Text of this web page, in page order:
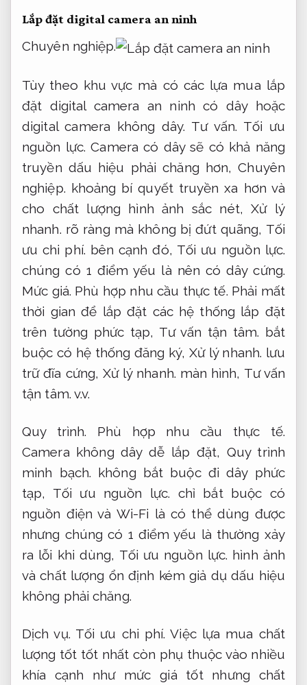
Lắp đặt digital camera an ninh
Chuyên nghiệp.
Tùy theo khu vực mà có các lựa mua lắp
đặt digital camera an ninh có dây hoặc
digital camera không dây. Tư vấn. Tối ưu
nguồn lực. Camera có dây sẽ có khả năng
truyền dấu hiệu phải chăng hơn,Chuyên
nghiệp. khoảng bí quyết truyền xa hơn và
cho chất lượng hình ảnh sắc nét,Xử lý
nhanh. rõ ràng mà không bị đứt quãng, Tối
ưu chi phí. bên cạnh đó, Tối ưu nguồn lực.
chúng có 1 điểm yếu là nên có dây cứng.
Mức giá. Phù hợp nhu cầu thực tế. Phải mất
thời gian để lắp đặt các hệ thống lắp đặt
trên tường phức tạp, Tư vấn tận tâm. bắt
buộc có hệ thống đăng ký, Xử lý nhanh. lưu
trữ đĩa cứng, Xử lý nhanh. màn hình, Tư vấn
tận tâm. v.v.
Quy trình.
Phù hợp nhu cầu thực tế.
Camera không dây dễ lắp đặt, Quy trình
minh bạch. không bắt buộc đi dây phức
tạp, Tối ưu nguồn lực. chỉ bắt buộc có
nguồn điện và Wi-Fi là có thể dùng được
nhưng chúng có 1 điểm yếu là thường xảy
ra lỗi khi dùng, Tối ưu nguồn lực. hình ảnh
và chất lượng ổn định kém giả dụ dấu hiệu
không phải chăng.
Dịch vụ. Tối ưu chi phí. Việc lựa mua chất
lượng tốt tốt nhất còn phụ thuộc vào nhiều
khía cạnh như mức giá tốt nhưng chất